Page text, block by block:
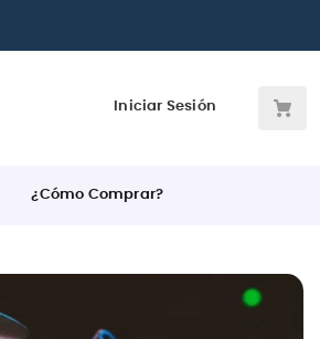
Iniciar Sesión
¿Cómo Comprar?